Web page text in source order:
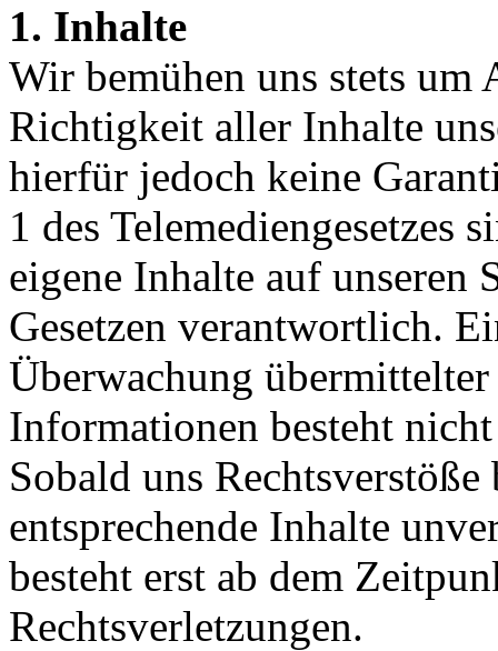
1. Inhalte
Wir bemühen uns stets
Richtigkeit aller Inhalte
hierfür jedoch keine
1 des Telemediengesetzes
eigene Inhalte auf unseren
Gesetzen verantwortlich.
Überwachung
Informationen besteht
Sobald uns
entsprechende Inhalte
besteht erst ab dem
Rechtsverletzungen.